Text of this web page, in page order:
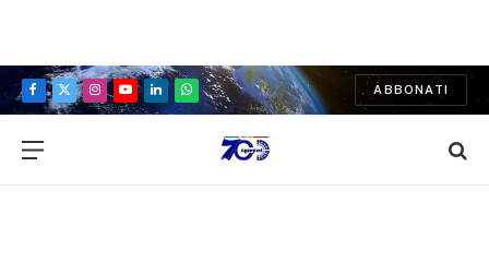
Facebook
X
Instagram
YouTubeLinkedInWhatsApp
ABBONATI